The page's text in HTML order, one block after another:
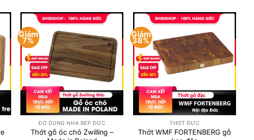
₫2,190,000.
Giảm
7%
Add to
wishlist
+
ĐỒ DÙNG NHÀ BẾP ĐỨC
Thớt gỗ óc chó Zwilling –
Giảm
38%
Add to
wishlist
+
THỚT ĐỨC
Thớt WMF FORTENBERG gỗ